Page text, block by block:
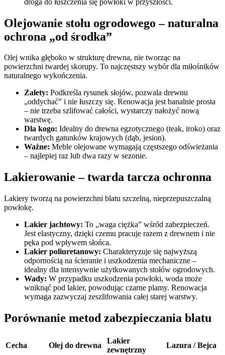
Olejowanie stołu ogrodowego – naturalna
ochrona „od środka”
Olej wnika głęboko w strukturę drewna, nie tworząc na
powierzchni twardej skorupy. To najczęstszy wybór dla miłośników
naturalnego wykończenia.
Zalety: Podkreśla rysunek słojów, pozwala drewnu
„oddychać” i nie łuszczy się. Renowacja jest banalnie prosta
– nie trzeba szlifować całości, wystarczy nałożyć nową
warstwę.
Dla kogo: Idealny do drewna egzotycznego (teak, iroko) oraz
twardych gatunków krajowych (dąb, jesion).
Ważne: Meble olejowane wymagają częstszego odświeżania
– najlepiej raz lub dwa razy w sezonie.
Lakierowanie – twarda tarcza ochronna
Lakiery tworzą na powierzchni blatu szczelną, nieprzepuszczalną
powłokę.
Lakier jachtowy: To „waga ciężka” wśród zabezpieczeń.
Jest elastyczny, dzięki czemu pracuje razem z drewnem i nie
pęka pod wpływem słońca.
Lakier poliuretanowy: Charakteryzuje się najwyższą
odpornością na ścieranie i uszkodzenia mechaniczne –
idealny dla intensywnie użytkowanych stołów ogrodowych.
Wady: W przypadku uszkodzenia powłoki, woda może
wniknąć pod lakier, powodując czarne plamy. Renowacja
wymaga zazwyczaj zeszlifowania całej starej warstwy.
Porównanie metod zabezpieczania blatu
Cecha Olej do drewna
Lakier
zewnętrzny
Lazura / Bejca